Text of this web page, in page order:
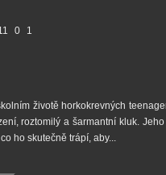
0
1
životě horkokrevných
roztomilý a šarmantní kluk.
ho skutečně trápí, aby...